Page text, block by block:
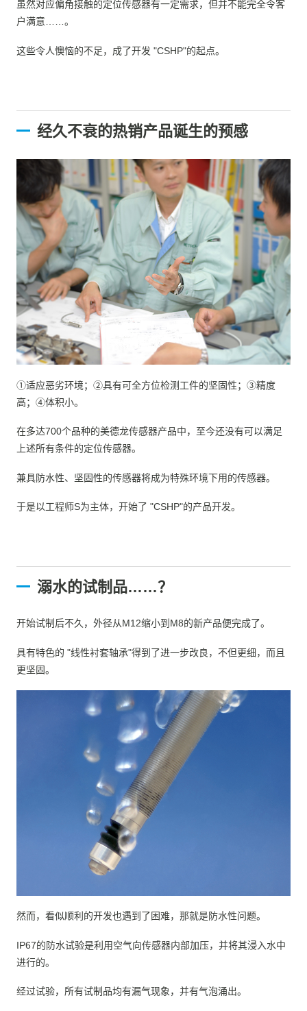
虽然对应偏角接触的定位传感器有一定需求，但并不能完全令客
户满意……。
这些令人懊恼的不足，成了开发 "CSHP"的起点。
经久不衰的热销产品诞生的预感
①适应恶劣环境；②具有可全方位检测工件的坚固性；③精度
高；④体积小。
在多达700个品种的美德龙传感器产品中，至今还没有可以满足
上述所有条件的定位传感器。
兼具防水性、坚固性的传感器将成为特殊环境下用的传感器。
于是以工程师S为主体，开始了 "CSHP"的产品开发。
溺水的试制品……？
开始试制后不久，外径从M12缩小到M8的新产品便完成了。
具有特色的 "线性衬套轴承"得到了进一步改良，不但更细，而且
更坚固。
然而，看似顺利的开发也遇到了困难，那就是防水性问题。
IP67的防水试验是利用空气向传感器内部加压，并将其浸入水中
进行的。
经过试验，所有试制品均有漏气现象，并有气泡涌出。